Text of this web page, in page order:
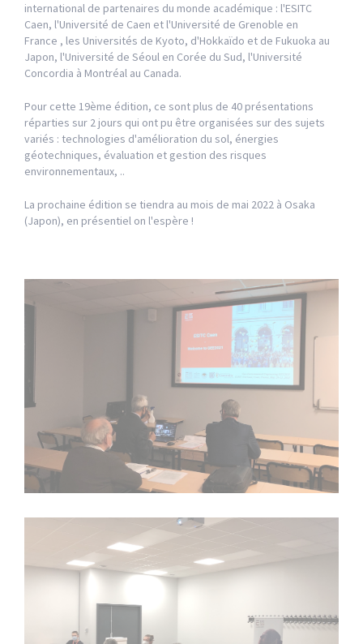
international de partenaires du monde académique : l'ESITC
Caen, l'Université de Caen et l'Université de Grenoble en
France , les Universités de Kyoto, d'Hokkaïdo et de Fukuoka au
Japon, l'Université de Séoul en Corée du Sud, l'Université
Concordia à Montréal au Canada.
Pour cette 19ème édition, ce sont plus de 40 présentations
réparties sur 2 jours qui ont pu être organisées sur des sujets
variés : technologies d'amélioration du sol, énergies
géotechniques, évaluation et gestion des risques
environnementaux, ..
La prochaine édition se tiendra au mois de mai 2022 à Osaka
(Japon), en présentiel on l'espère !